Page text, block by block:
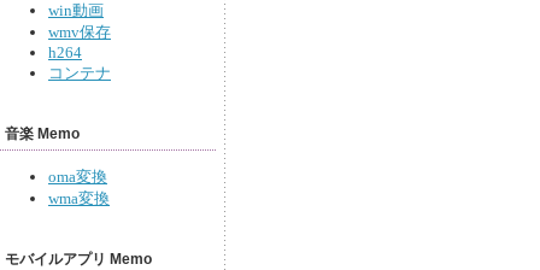
win動画
wmv保存
h264
コンテナ
音楽 Memo
oma変換
wma変換
モバイルアプリ Memo